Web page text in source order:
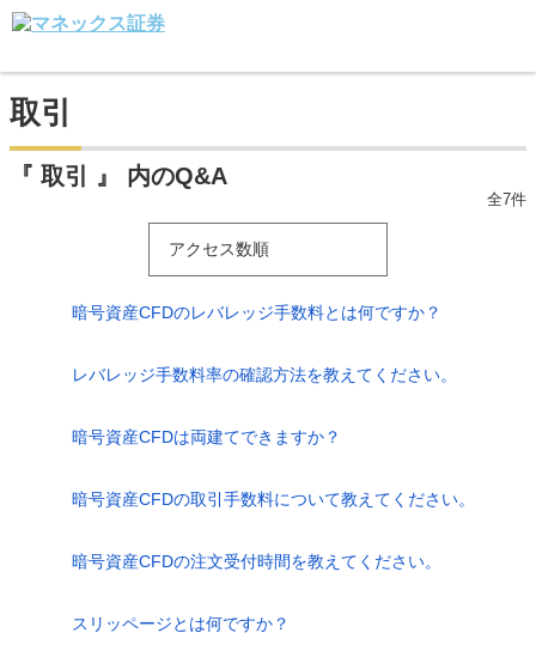
取引
『 取引 』 内のQ&A
全7件
アクセス数順
暗号資産CFDのレバレッジ手数料とは何ですか？
レバレッジ手数料率の確認方法を教えてください。
暗号資産CFDは両建てできますか？
暗号資産CFDの取引手数料について教えてください。
暗号資産CFDの注文受付時間を教えてください。
スリッページとは何ですか？